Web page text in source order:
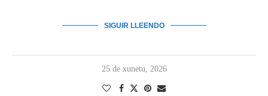
SIGUIR LLEENDO
25 de xunetu, 2026